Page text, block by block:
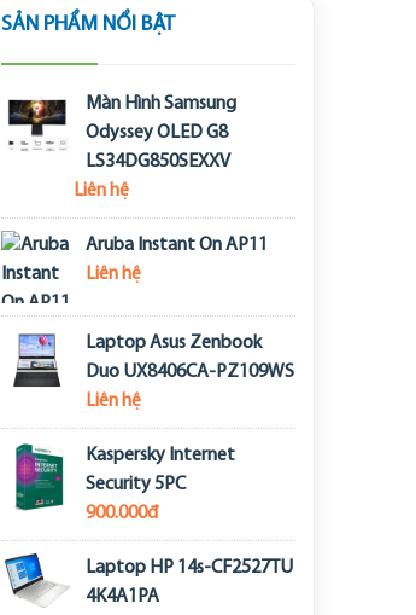
SẢN PHẨM NỔI BẬT
Màn Hình Samsung
Odyssey OLED G8
LS34DG850SEXXV
Liên hệ
Aruba Instant On AP11
Liên hệ
Laptop Asus Zenbook
Duo UX8406CA-PZ109WS
Liên hệ
Kaspersky Internet
Security 5PC
900.000đ
Laptop HP 14s-CF2527TU
4K4A1PA